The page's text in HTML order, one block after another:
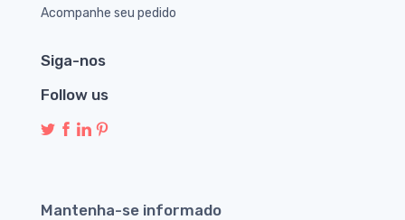
Acompanhe seu pedido
Siga-nos
Follow us
Mantenha-se informado